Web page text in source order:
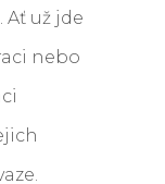
Ať už jde
nebo